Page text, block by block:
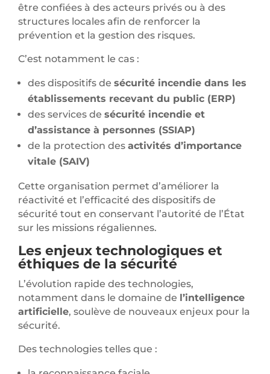
être confiées à des acteurs privés ou à des
structures locales afin de renforcer la
prévention et la gestion des risques.
C’est notamment le cas :
des dispositifs de sécurité incendie dans les
établissements recevant du public (ERP)
des services de sécurité incendie et
d’assistance à personnes (SSIAP)
de la protection des activités d’importance
vitale (SAIV)
Cette organisation permet d’améliorer la
réactivité et l’efficacité des dispositifs de
sécurité tout en conservant l’autorité de l’État
sur les missions régaliennes.
Les enjeux technologiques et
éthiques de la sécurité
L’évolution rapide des technologies,
notamment dans le domaine de l’intelligence
artificielle, soulève de nouveaux enjeux pour la
sécurité.
Des technologies telles que :